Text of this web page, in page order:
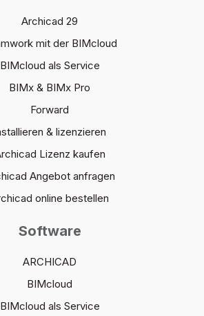
Archicad 29
mit der BIMcloud
BIMcloud als Service
BIMx & BIMx Pro
Forward
& lizenzieren
Lizenz kaufen
Angebot anfragen
online bestellen
Software
ARCHICAD
BIMcloud
BIMcloud als Service